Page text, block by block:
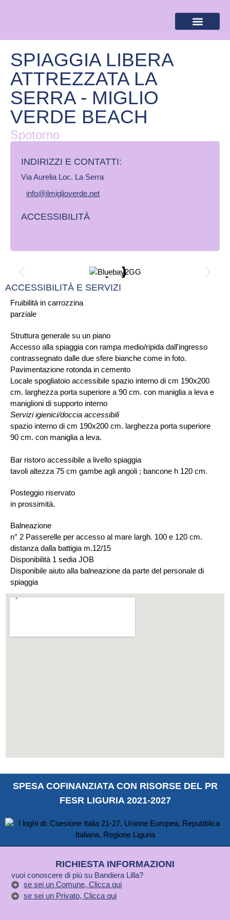
SPIAGGIA LIBERA
ATTREZZATA LA
SERRA - MIGLIO
VERDE BEACH
Spotorno
INDIRIZZI E CONTATTI:​
Via Aurelia Loc. La Serra
info@ilmiglioverde.net
ACCESSIBILITÀ
Fruibilità in carrozzina
parziale
Struttura generale su un piano
Accesso alla spiaggia con rampa medio/ripida dall'ingresso
contrassegnato dalle due sfere bianche come in foto.
Pavimentazione rotonda in cemento
Locale spogliatoio accessibile spazio interno di cm 190x200
cm. larghezza porta superiore a 90 cm. con maniglia a leva e
maniglioni di supporto interno
Servizi igienici/doccia accessibili
spazio interno di cm 190x200 cm. larghezza porta superiore
90 cm. con maniglia a leva.
Bar ristoro accessibile a livello spiaggia
tavoli altezza 75 cm gambe agli angoli ; bancone h 120 cm.
Posteggio riservato
in prossimità.
Balneazione
n° 2 Passerelle per accesso al mare largh. 100 e 120 cm.
distanza dalla battigia m.12/15
Disponibilità 1 sedia JOB
Disponibile aiuto alla balneazione da parte del personale di
spiaggia
ACCESSIBILITÀ E SERVIZI
SPESA COFINANZIATA CON RISORSE DEL PR
FESR LIGURIA 2021-2027
RICHIESTA INFORMAZIONI
vuoi conoscere di più su Bandiera Lilla?
se sei un Comune, Clicca qui
se sei un Privato, Clicca qui